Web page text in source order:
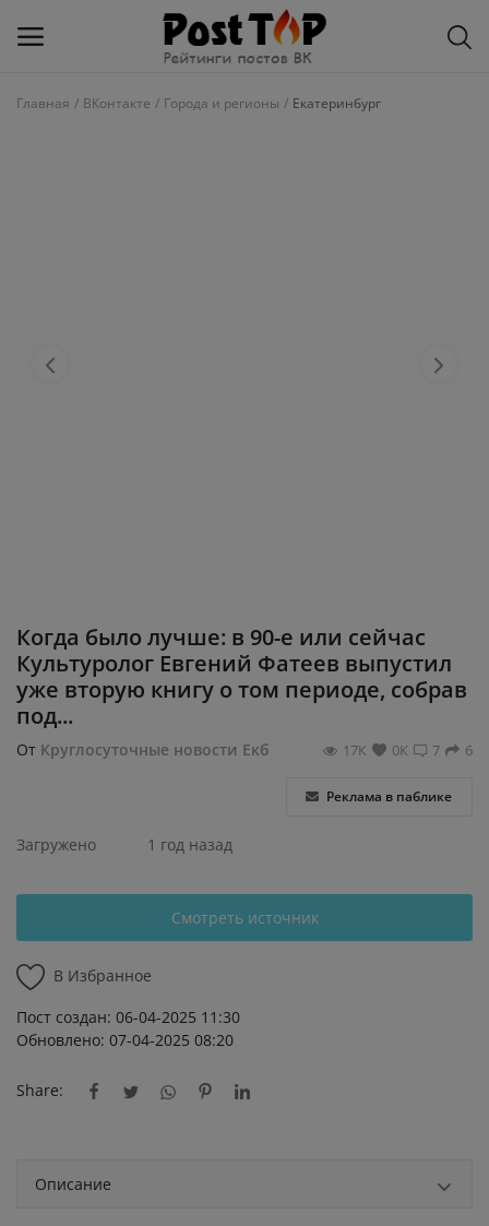
О рейтинге
Главная ВКонтакте Города и регионы Екатеринбург
Когда было лучше: в 90-е или сейчас
Культуролог Евгений Фатеев выпустил
уже вторую книгу о том периоде, собрав
под...
От Круглосуточные новости Екб 6
7
0К
17К
Реклама в паблике
Загружено 1 год назад
Смотреть источник
В Избранное
Пост создан: 06-04-2025 11:30
Обновлено: 07-04-2025 08:20
Share:
Описание